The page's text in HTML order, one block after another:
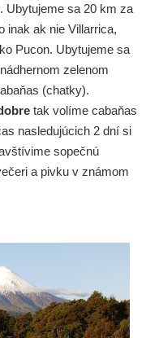
Ubytujeme sa 20 km za
inak ak nie Villarrica,
Pucon. Ubytujeme sa
zelenom
(chatky).
tak volíme cabaňas
nasledujúcich 2 dní si
sopečnú
a pivku v známom